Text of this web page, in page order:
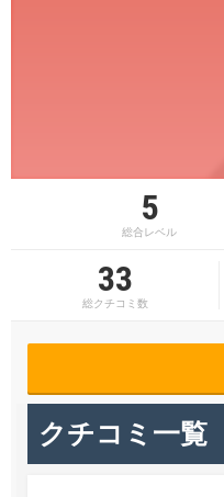
5
総合レベル
33
総クチコミ数
クチコミ一覧